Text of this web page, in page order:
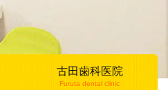
古田歯科医院
Furuta dental clinic